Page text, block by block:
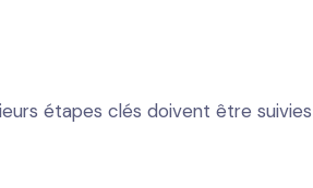
étapes clés doivent être